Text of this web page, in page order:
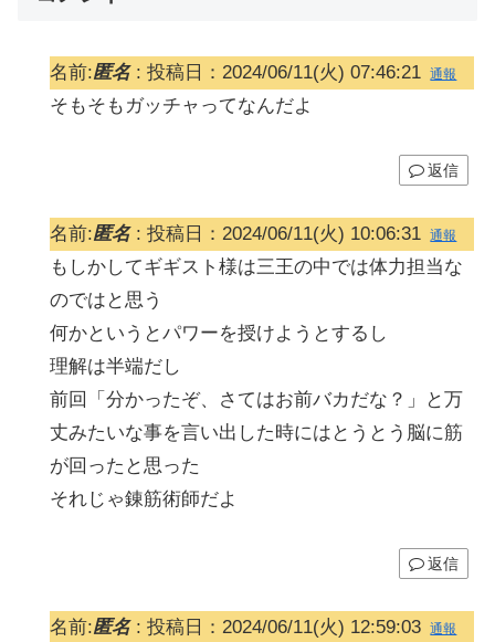
名前:匿名: 投稿日：2024/06/11(火) 07:46:21 通報
そもそもガッチャってなんだよ
返信
名前:匿名: 投稿日：2024/06/11(火) 10:06:31 通報
もしかしてギギスト様は三王の中では体力担当な
のではと思う
何かというとパワーを授けようとするし
理解は半端だし
前回「分かったぞ、さてはお前バカだな？」と万
丈みたいな事を言い出した時にはとうとう脳に筋
が回ったと思った
それじゃ錬筋術師だよ
返信
名前:匿名: 投稿日：2024/06/11(火) 12:59:03 通報